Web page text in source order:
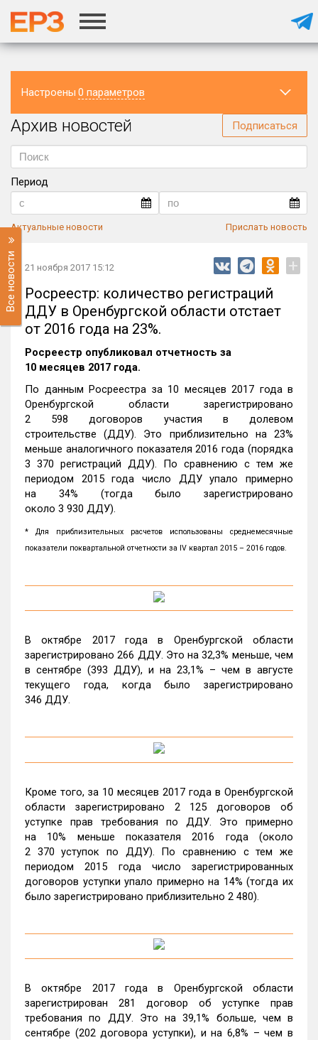
Настроены 0 параметров
Регион
Архив новостей Подписаться
Период
Актуальные новости Прислать новость
Все новости 21 ноября 2017 15:12 +
Росреестр: количество регистраций
ДДУ в Оренбургской области отстает
от 2016 года на 23%.
Росреестр опубликовал отчетность за
10 месяцев 2017 года.
По данным Росреестра за 10 месяцев 2017 года в
Оренбургской области зарегистрировано
2 598 договоров участия в долевом
строительстве (ДДУ). Это приблизительно на 23%
меньше аналогичного показателя 2016 года (порядка
3 370 регистраций ДДУ). По сравнению с тем же
периодом 2015 года число ДДУ упало примерно
на 34% (тогда было зарегистрировано
около 3 930 ДДУ).
* Для приблизительных расчетов использованы среднемесячные
показатели поквартальной отчетности за IV квартал 2015 – 2016 годов.
В октябре 2017 года в Оренбургской области
зарегистрировано 266 ДДУ. Это на 32,3% меньше, чем
в сентябре (393 ДДУ), и на 23,1% – чем в августе
текущего года, когда было зарегистрировано
346 ДДУ.
Кроме того, за 10 месяцев 2017 года в Оренбургской
области зарегистрировано 2 125 договоров об
уступке прав требования по ДДУ. Это примерно
на 10% меньше показателя 2016 года (около
2 370 уступок по ДДУ). По сравнению с тем же
периодом 2015 года число зарегистрированных
договоров уступки упало примерно на 14% (тогда их
было зарегистрировано приблизительно 2 480).
В октябре 2017 года в Оренбургской области
зарегистрирован 281 договор об уступке прав
требования по ДДУ. Это на 39,1% больше, чем в
сентябре (202 договора уступки), и на 6,8% – чем в